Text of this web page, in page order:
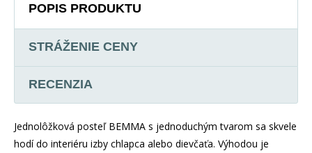
POPIS PRODUKTU
STRÁŽENIE CENY
RECENZIA
Jednolôžková posteľ BEMMA s jednoduchým tvarom sa skvele
hodí do interiéru izby chlapca alebo dievčaťa. Výhodou je